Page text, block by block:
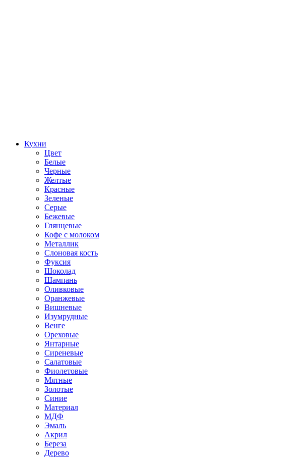
Кухни
Цвет
Белые
Черные
Желтые
Красные
Зеленые
Серые
Бежевые
Глянцевые
Кофе с молоком
Металлик
Слоновая кость
Фуксия
Шоколад
Шампань
Оливковые
Оранжевые
Вишневые
Изумрудные
Венге
Ореховые
Янтарные
Сиреневые
Салатовые
Фиолетовые
Мятные
Золотые
Синие
Материал
МДФ
Эмаль
Акрил
Береза
Дерево